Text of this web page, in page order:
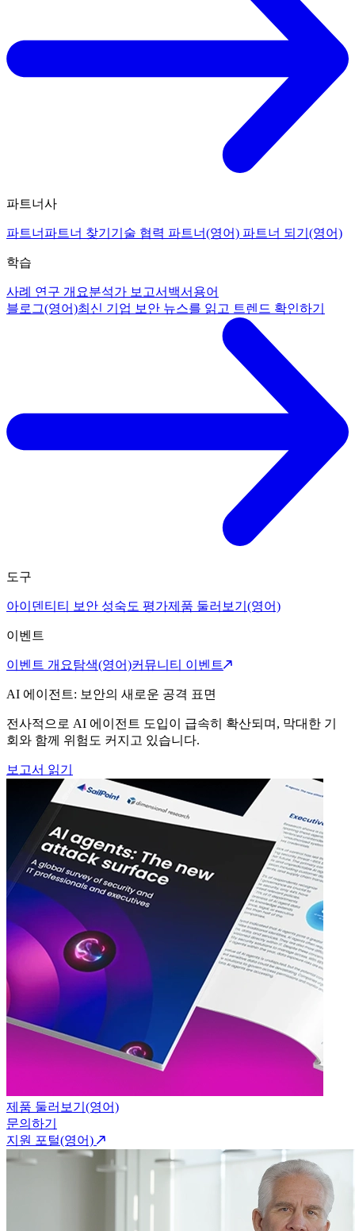
파트너사
파트너 파트너 찾기 기술 협력 파트너(영어) 파트너 되기(영어)
학습
사례 연구 개요분석가 보고서 백서 용어
블로그(영어)최신 기업 보안 뉴스를 읽고 트렌드 확인하기
도구
아이덴티티 보안 성숙도 평가제품 둘러보기(영어)
이벤트
이벤트 개요탐색(영어)커뮤니티 이벤트
AI 에이전트: 보안의 새로운 공격 표면
전사적으로 AI 에이전트 도입이 급속히 확산되며, 막대한 기
회와 함께 위험도 커지고 있습니다.
보고서 읽기
제품 둘러보기(영어)
문의하기
지원 포털(영어)